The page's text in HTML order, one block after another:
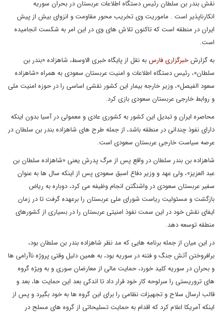
نقش بندر بن سلطان رئیس دستگاه اطلاعات عربستان در بحران سوریه
انکارناپذیر است . ماموریت وی تخریب محور مقاومت و انزوای بیش از پیش
ایران در منطقه است که تاکنون تلاش های وی در این امر به شکست انجامیده
است.
به گزارشخبرگزاری فارسبه نقل از پایگاه خبری الاوسط، شاهزاده «بندر بن
سلطان»، رئیس دستگاه اطلاعات و امنیت عربستان سعودی به همراه «شاهزاده
سعود الفیصل»، وزیر خارجه بیمار این کشور نقشی اساسی را در حوزه امنیت ملی
و روابط خارجی عربستان سعودی بازی کرد.
محاصره ایران و تبدیل این کشور به کشوری عادی و معمولی در آسیا بدون اینکه
دارای نفوذ چندانی در منطقه باشد، از جمله طرح های شاهزاده بندر بن سلطان در
عرصه سیاست خارجی عربستان سعودی است.
شاهزاده بن بندر سلطان در واقع پس از مرگ پدرش یعنی «شاهزاده سلطان بن
عبد العزیز»، ولی عهد و وزیر دفاع اسبق سعودی پس از اینکه سال ها به عنوان
سفیر عربستان سعودی در واشنگتن انجام وظیفه می کرد، دوباره به ریاض
بازگشت و مسئولیت ریاست شورای ملی عربستان را برعهده گرفت تا در زمان
ایفای نقش خود در این سمت نفوذ امنیتی عربستان را در بسیاری از کشورهای
منطقه توسعه دهد.
در این میان از جمله برنامه هایی که مد نظر شاهزاده بندر بن سلطان بود،
برافروختن آتش جنگ و فتنه در سوریه بود، به همین دلیل وقتی پروژه ناآرامی ها
و بحران در سوریه کلید خورد، حمایت مالی از معارضان سوری و به ویژه گروه
های تروریستی را سرلوحه کار خود قرار داد تا اندکی بعد این حمایت ها، بعد و
قالب ارسال سلاح و تجهیزات نظامی را برای این گروه ها به خود بگیرد و پس از
اینکه آمریکا اعلام کرد که اقدام به حمایت تسلیحاتی از گروه های مسلح در